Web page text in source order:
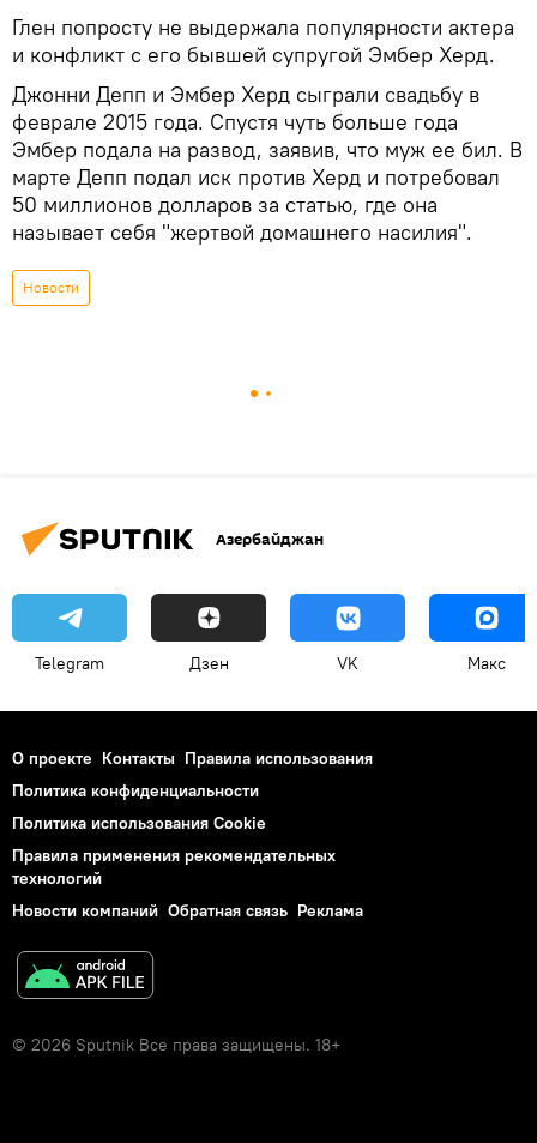
Глен попросту не выдержала популярности актера
и конфликт с его бывшей супругой Эмбер Херд.
Джонни Депп и Эмбер Херд сыграли свадьбу в
феврале 2015 года. Спустя чуть больше года
Эмбер подала на развод, заявив, что муж ее бил. В
марте Депп подал иск против Херд и потребовал
50 миллионов долларов за статью, где она
называет себя "жертвой домашнего насилия".
Новости
Азербайджан
Telegram Дзен VK Макс
О проекте Контакты Правила использования
Политика конфиденциальности
Политика использования Cookie
Правила применения рекомендательных
технологий
Новости компаний Обратная связь Реклама
© 2026 Sputnik Все права защищены. 18+